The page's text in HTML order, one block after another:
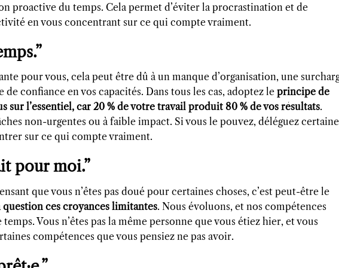
proactive du temps. Cela permet d’éviter la procrastination et de
en vous concentrant sur ce qui compte vraiment.
pour vous, cela peut être dû à un manque d’organisation, une
confiance en vos capacités. Dans tous les cas, adoptez le principe de
sur l’essentiel, car 20 % de votre travail produit 80 % de vos résultats.
non-urgentes ou à faible impact. Si vous le pouvez, déléguez
sur ce qui compte vraiment.
pour moi.”
que vous n’êtes pas doué pour certaines choses, c’est peut-être le
ces croyances limitantes. Nous évoluons, et nos compétences
Vous n’êtes pas la même personne que vous étiez hier, et vous
compétences que vous pensiez ne pas avoir.